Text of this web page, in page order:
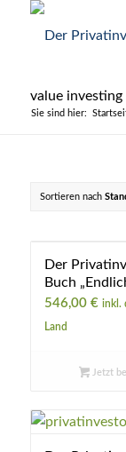
value investing
Sie sind hier:
Sortieren nach
Der
Buch
546,00 € inkl.
Land
Jetzt